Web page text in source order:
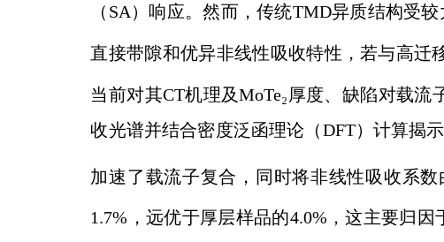
（SA）响应。然而，传统TMD异质结构受
直接带隙和优异非线性吸收特性，若与高迁
当前对其CT机理及MoTe₂厚度、缺陷对载
收光谱并结合密度泛函理论（DFT）计算揭
加速了载流子复合，同时将非线性吸收系数
1.7%，远优于厚层样品的4.0%，这主要归